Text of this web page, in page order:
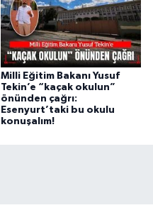
Milli Eğitim Bakanı Yusuf
Tekin’e “kaçak okulun”
önünden çağrı:
Esenyurt’taki bu okulu
konuşalım!